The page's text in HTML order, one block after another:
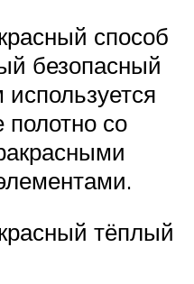
способ
безопасный
полотно со
тёплый